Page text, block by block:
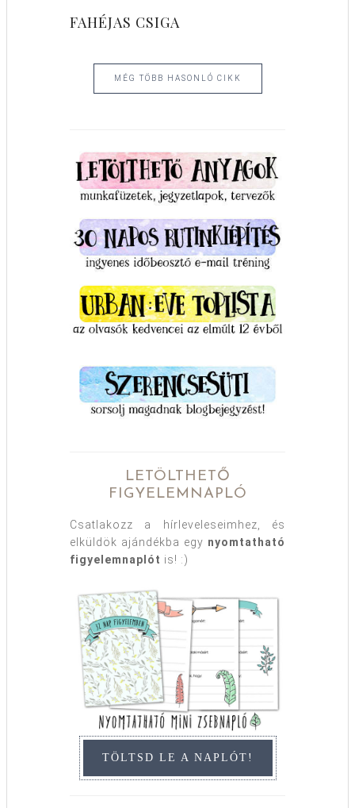
FAHÉJAS CSIGA
MÉG TÖBB HASONLÓ CIKK
LETÖLTHETŐ
FIGYELEMNAPLÓ
Csatlakozz a hírleveleseimhez, és
elküldök ajándékba egy nyomtatható
figyelemnaplót is! :)
TÖLTSD LE A NAPLÓT!